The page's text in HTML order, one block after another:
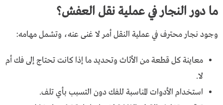
ما دور النجار في عملية نقل العفش؟
وجود نجار محترف في عملية النقل أمر لا غنى عنه، وتشمل مهامه:
معاينة كل قطعة من الأثاث وتحديد ما إذا كانت تحتاج إلى فك أم
لا.
استخدام الأدوات المناسبة للفك دون التسبب بأي تلف.